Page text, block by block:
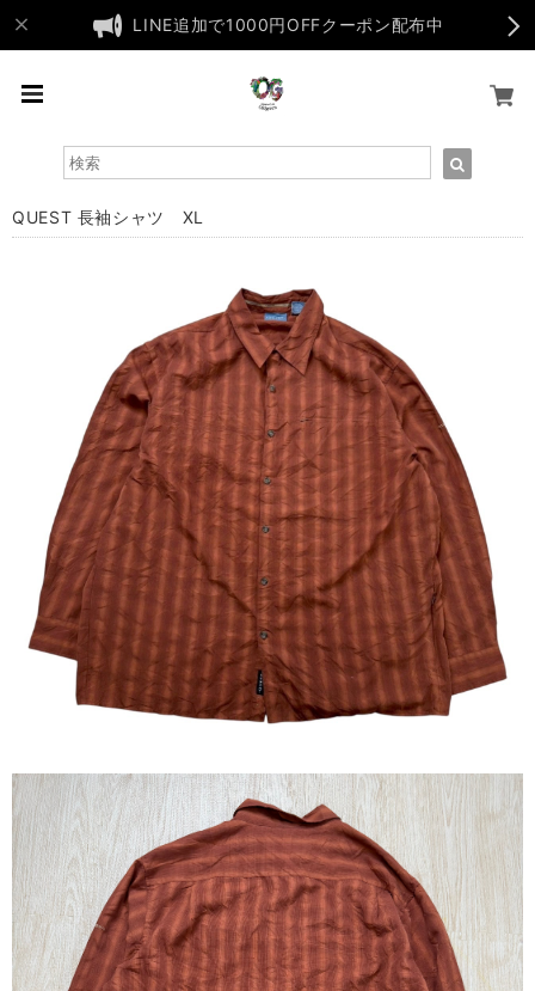
LINE追加で1000円OFFクーポン配布中
QUEST 長袖シャツ XL